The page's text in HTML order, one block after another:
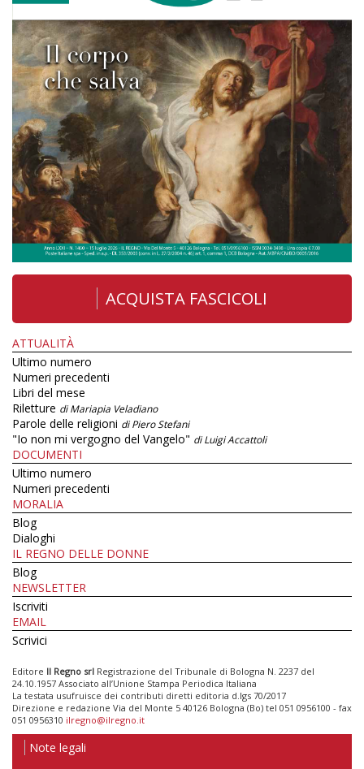
ACQUISTA FASCICOLI
ATTUALITÀ
Ultimo numero
Numeri precedenti
Libri del mese
Riletture di Mariapia Veladiano
Parole delle religioni di Piero Stefani
"Io non mi vergogno del Vangelo" di Luigi Accattoli
DOCUMENTI
Ultimo numero
Numeri precedenti
MORALIA
Blog
Dialoghi
IL REGNO DELLE DONNE
Blog
NEWSLETTER
Iscriviti
EMAIL
Scrivici
Editore Il Regno srl Registrazione del Tribunale di Bologna N. 2237 del
24.10.1957 Associato all’Unione Stampa Periodica Italiana
La testata usufruisce dei contributi diretti editoria d.lgs 70/2017
Direzione e redazione Via del Monte 5 40126 Bologna (Bo) tel 051 0956100 - fax
051 0956310 ilregno@ilregno.it
Note legali